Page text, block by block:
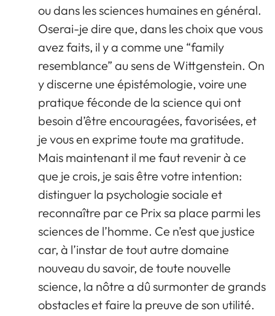
ou dans les sciences humaines en général.
Oserai-je dire que, dans les choix que vous
avez faits, il y a comme une “family
resemblance” au sens de Wittgenstein. On
y discerne une épistémologie, voire une
pratique féconde de la science qui ont
besoin d’être encouragées, favorisées, et
je vous en exprime toute ma gratitude.
Mais maintenant il me faut revenir à ce
que je crois, je sais être votre intention:
distinguer la psychologie sociale et
reconnaître par ce Prix sa place parmi les
sciences de l’homme. Ce n’est que justice
car, à l’instar de tout autre domaine
nouveau du savoir, de toute nouvelle
science, la nôtre a dû surmonter de grands
obstacles et faire la preuve de son utilité.